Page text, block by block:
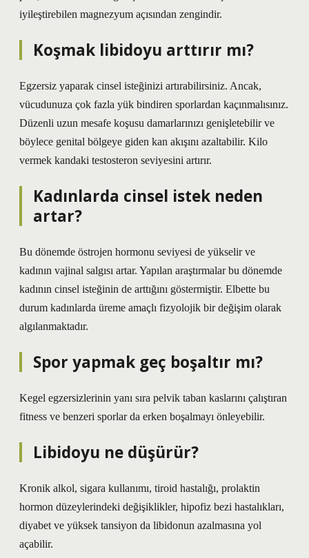
iyileştirebilen magnezyum açısından zengindir.
Koşmak libidoyu arttırır mı?
Egzersiz yaparak cinsel isteğinizi artırabilirsiniz. Ancak,
vücudunuza çok fazla yük bindiren sporlardan kaçınmalısınız.
Düzenli uzun mesafe koşusu damarlarınızı genişletebilir ve
böylece genital bölgeye giden kan akışını azaltabilir. Kilo
vermek kandaki testosteron seviyesini artırır.
Kadınlarda cinsel istek neden
artar?
Bu dönemde östrojen hormonu seviyesi de yükselir ve
kadının vajinal salgısı artar. Yapılan araştırmalar bu dönemde
kadının cinsel isteğinin de arttığını göstermiştir. Elbette bu
durum kadınlarda üreme amaçlı fizyolojik bir değişim olarak
algılanmaktadır.
Spor yapmak geç boşaltır mı?
Kegel egzersizlerinin yanı sıra pelvik taban kaslarını çalıştıran
fitness ve benzeri sporlar da erken boşalmayı önleyebilir.
Libidoyu ne düşürür?
Kronik alkol, sigara kullanımı, tiroid hastalığı, prolaktin
hormon düzeylerindeki değişiklikler, hipofiz bezi hastalıkları,
diyabet ve yüksek tansiyon da libidonun azalmasına yol
açabilir.